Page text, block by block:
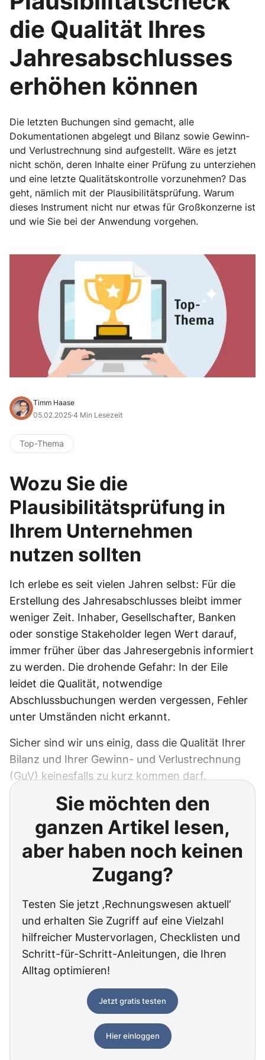
die Qualität Ihres
Jahresabschlusses
erhöhen können
Die letzten Buchungen sind gemacht, alle
Dokumentationen abgelegt und Bilanz sowie Gewinn-
und Verlustrechnung sind aufgestellt. Wäre es jetzt
nicht schön, deren Inhalte einer Prüfung zu unterziehen
und eine letzte Qualitätskontrolle vorzunehmen? Das
geht, nämlich mit der Plausibilitätsprüfung. Warum
dieses Instrument nicht nur etwas für Großkonzerne ist
und wie Sie bei der Anwendung vorgehen.
Timm Haase
05.02.2025·4 Min Lesezeit
Top-Thema
Wozu Sie die
Plausibilitätsprüfung in
Ihrem Unternehmen
nutzen sollten
Ich erlebe es seit vielen Jahren selbst: Für die
Erstellung des Jahresabschlusses bleibt immer
weniger Zeit. Inhaber, Gesellschafter, Banken
oder sonstige Stakeholder legen Wert darauf,
immer früher über das Jahresergebnis informiert
zu werden. Die drohende Gefahr: In der Eile
leidet die Qualität, notwendige
Abschlussbuchungen werden vergessen, Fehler
unter Umständen nicht erkannt.
Sicher sind wir uns einig, dass die Qualität Ihrer
Bilanz und Ihrer Gewinn- und Verlustrechnung
(GuV) keinesfalls zu kurz kommen darf.
Sie möchten den
ganzen Artikel lesen,
aber haben noch keinen
Zugang?
Testen Sie jetzt ‚Rechnungswesen aktuell‘
und erhalten Sie Zugriff auf eine Vielzahl
hilfreicher Mustervorlagen, Checklisten und
Schritt-für-Schritt-Anleitungen, die Ihren
Alltag optimieren!
Jetzt gratis testen
Hier einloggen